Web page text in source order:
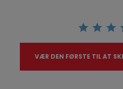
VÆR DEN FØRSTE TIL AT